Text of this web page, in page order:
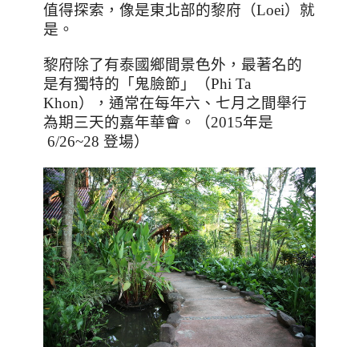
值得探索，像是東北部的黎府（Loei）就
是。
黎府除了有泰國鄉間景色外，最著名的
是有獨特的「鬼臉節」（Phi Ta
Khon），通常在每年六、七月之間舉行
為期三天的嘉年華會。（2015年是
6/26~28 登場）